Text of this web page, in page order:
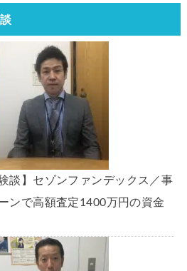
談】セゾンファンデックス／事
ンで高額査定1400万円の資金